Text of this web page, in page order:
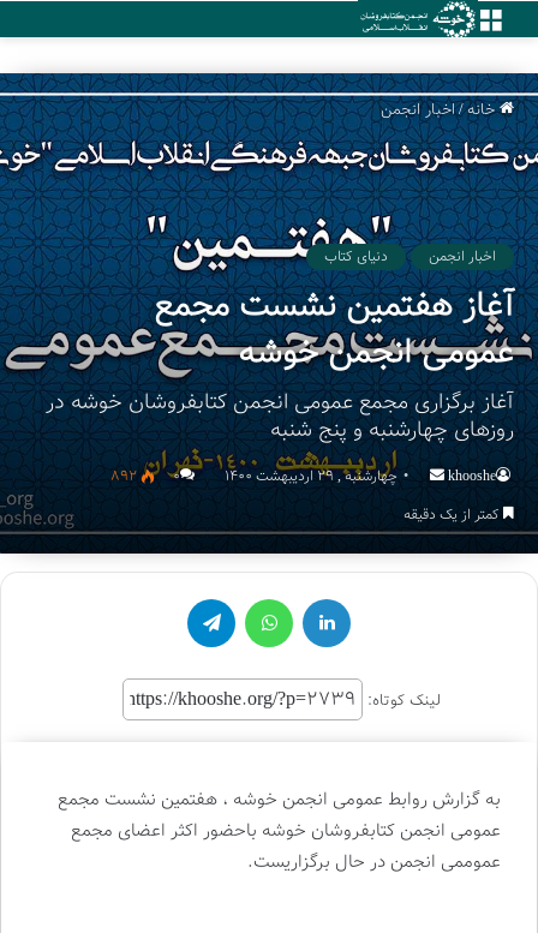
منو
خانه/اخبار انجمن
اخبار انجمن دنیای کتاب
آغاز هفتمین نشست مجمع
عمومی انجمن خوشه
آغاز برگزاری مجمع عمومی انجمن کتابفروشان خوشه در
روزهای چهارشنبه و پنج شنبه
khooshe
Send
an
email
چهارشنبه , 29 اردیبهشت 1400 ۰
892
کمتر از یک دقیقه
لینکدین واتس آپ تلگرام
لینک کوتاه:
به گزارش روابط عمومی انجمن خوشه ، هفتمین نشست مجمع
عمومی انجمن کتابفروشان خوشه باحضور اکثر اعضای مجمع
عموممی انجمن در حال برگزاریست.